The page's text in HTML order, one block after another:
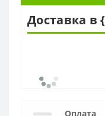
Доставка в
Оплата